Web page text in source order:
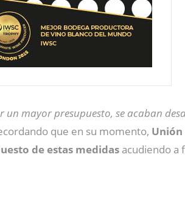
mayor presupuesto, se acaban
que en su momento, Unión
de estas medidas acudiendo a